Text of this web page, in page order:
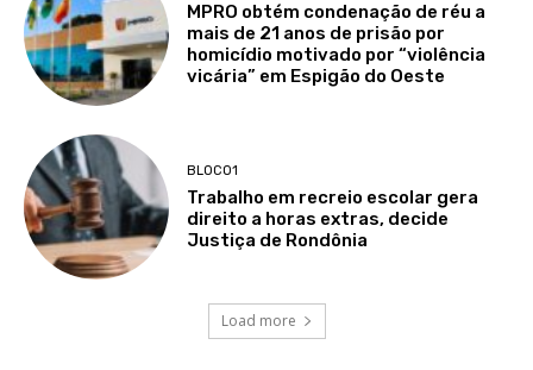
MPRO obtém condenação de réu a
mais de 21 anos de prisão por
homicídio motivado por “violência
vicária” em Espigão do Oeste
BLOCO1
Trabalho em recreio escolar gera
direito a horas extras, decide
Justiça de Rondônia
Load more